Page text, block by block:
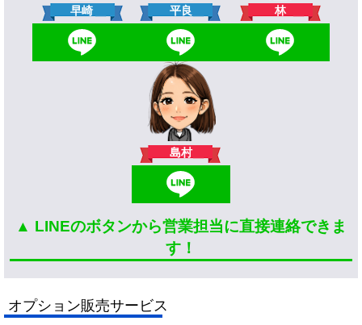
早崎 平良 林
島村
▲ LINEのボタンから営業担当に直接連絡できま
す！
オプション販売サービス